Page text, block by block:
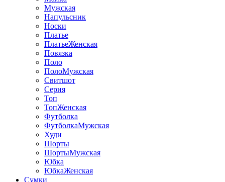
Мужская
Напульсник
Носки
Платье
ПлатьеЖенская
Повязка
Поло
ПолоМужская
Свитшот
Серия
Топ
ТопЖенская
Футболка
ФутболкаМужская
Худи
Шорты
ШортыМужская
Юбка
ЮбкаЖенская
Сумки